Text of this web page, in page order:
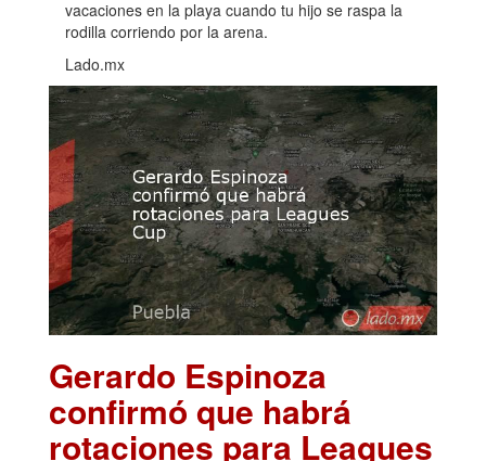
vacaciones en la playa cuando tu hijo se raspa la
rodilla corriendo por la arena.
Lado.mx
Gerardo Espinoza
confirmó que habrá
rotaciones para Leagues